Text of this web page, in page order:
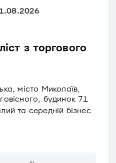
з торгового
місто Миколаїв,
будинок 71
та середній бізнес